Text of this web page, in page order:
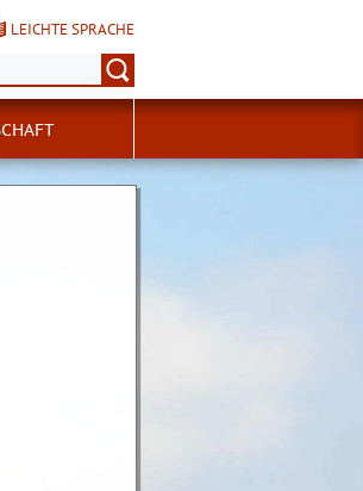
LEICHTE SPRACHE